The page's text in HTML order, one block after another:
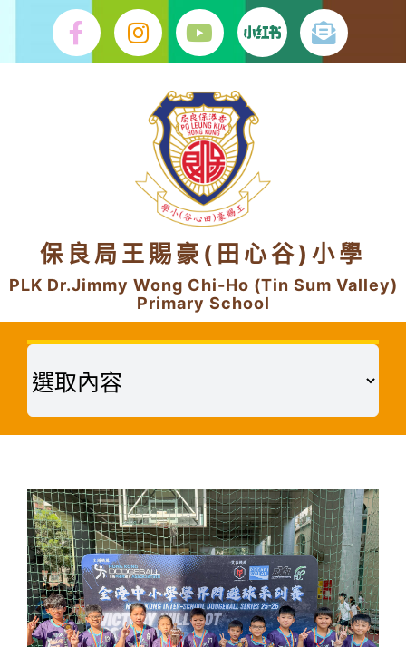
content
保良局王賜豪(田心谷)小學
PLK Dr.Jimmy Wong Chi-Ho (Tin Sum Valley)
Primary School